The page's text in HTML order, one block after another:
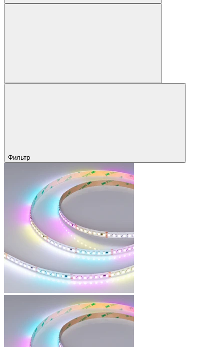
Фильтр